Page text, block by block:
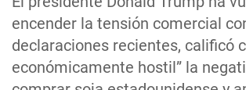
encender la tensión comercial
declaraciones recientes, calificó
económicamente hostil” la